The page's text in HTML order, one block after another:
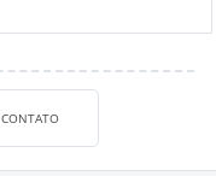
CONTATO